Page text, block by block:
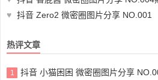
♥ 抖音 Zero2 微密圈图片分享 NO.001 【6P】
热评文章
1 抖音 小猫困困 微密圈图片分享 NO.003期 【